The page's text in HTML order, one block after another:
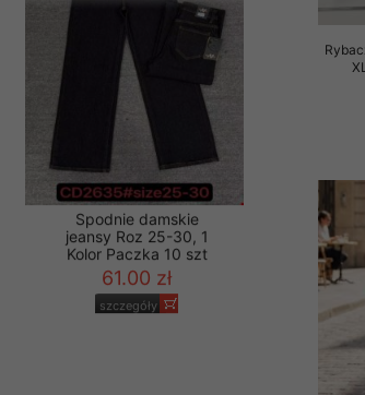
Spodnie damskie
jeansy Roz 25-30, 1